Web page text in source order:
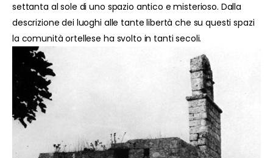
settanta al sole di uno spazio antico e misterioso. Dalla
descrizione dei luoghi alle tante libertà che su questi spazi
la comunità ortellese ha svolto in tanti secoli.